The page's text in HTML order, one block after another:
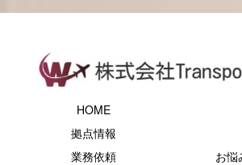
HOME
拠点情報
業務依頼
お悩